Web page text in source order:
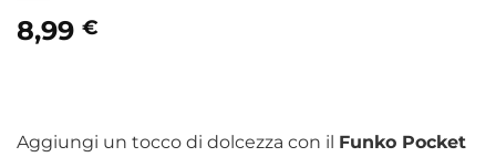
8,99 €
Aggiungi un tocco di dolcezza con il Funko Pocket